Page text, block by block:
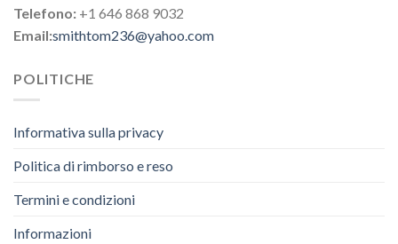
Telefono: +1 646 868 9032
Email:smithtom236@yahoo.com
POLITICHE
Informativa sulla privacy
Politica di rimborso e reso
Termini e condizioni
Informazioni